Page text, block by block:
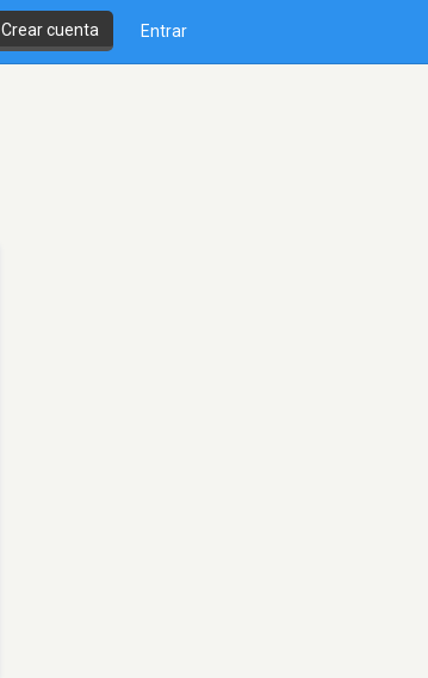
Crear cuenta Entrar